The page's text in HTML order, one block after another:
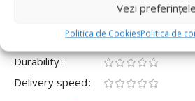
Vezi preferințele
Politica de CookiesPolitica de
Value for money
Durability
Delivery speed